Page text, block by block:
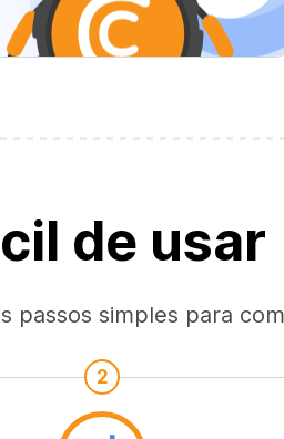
de usar
passos simples para
2